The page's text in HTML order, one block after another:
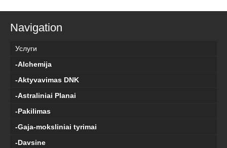
Navigation
Услуги
-Alchemija
-Aktyvavimas DNK
-Astraliniai Planai
-Pakilimas
-Gaja-moksliniai tyrimai
-Davsine